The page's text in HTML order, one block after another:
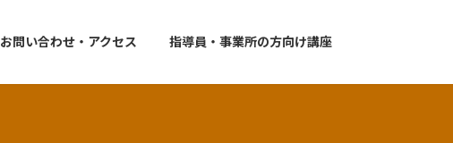
お問い合わせ・アクセス 指導員・事業所の方向け講座